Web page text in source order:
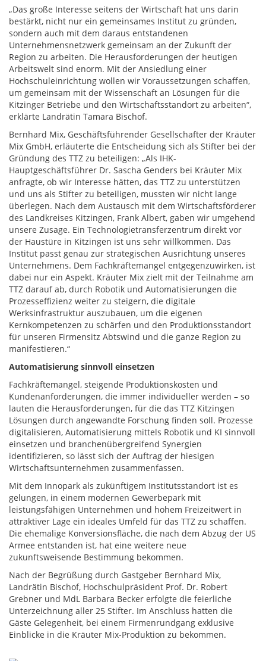
„Das große Interesse seitens der Wirtschaft hat uns darin
bestärkt, nicht nur ein gemeinsames Institut zu gründen,
sondern auch mit dem daraus entstandenen
Unternehmensnetzwerk gemeinsam an der Zukunft der
Region zu arbeiten. Die Herausforderungen der heutigen
Arbeitswelt sind enorm. Mit der Ansiedlung einer
Hochschuleinrichtung wollen wir Voraussetzungen schaffen,
um gemeinsam mit der Wissenschaft an Lösungen für die
Kitzinger Betriebe und den Wirtschaftsstandort zu arbeiten“,
erklärte Landrätin Tamara Bischof.
Bernhard Mix, Geschäftsführender Gesellschafter der Kräuter
Mix GmbH, erläuterte die Entscheidung sich als Stifter bei der
Gründung des TTZ zu beteiligen: „Als IHK-
Hauptgeschäftsführer Dr. Sascha Genders bei Kräuter Mix
anfragte, ob wir Interesse hätten, das TTZ zu unterstützen
und uns als Stifter zu beteiligen, mussten wir nicht lange
überlegen. Nach dem Austausch mit dem Wirtschaftsförderer
des Landkreises Kitzingen, Frank Albert, gaben wir umgehend
unsere Zusage. Ein Technologietransferzentrum direkt vor
der Haustüre in Kitzingen ist uns sehr willkommen. Das
Institut passt genau zur strategischen Ausrichtung unseres
Unternehmens. Dem Fachkräftemangel entgegenzuwirken, ist
dabei nur ein Aspekt. Kräuter Mix zielt mit der Teilnahme am
TTZ darauf ab, durch Robotik und Automatisierungen die
Prozesseffizienz weiter zu steigern, die digitale
Werksinfrastruktur auszubauen, um die eigenen
Kernkompetenzen zu schärfen und den Produktionsstandort
für unseren Firmensitz Abtswind und die ganze Region zu
manifestieren.“
Automatisierung sinnvoll einsetzen
Fachkräftemangel, steigende Produktionskosten und
Kundenanforderungen, die immer individueller werden – so
lauten die Herausforderungen, für die das TTZ Kitzingen
Lösungen durch angewandte Forschung finden soll. Prozesse
digitalisieren, Automatisierung mittels Robotik und KI sinnvoll
einsetzen und branchenübergreifend Synergien
identifizieren, so lässt sich der Auftrag der hiesigen
Wirtschaftsunternehmen zusammenfassen.
Mit dem Innopark als zukünftigem Institutsstandort ist es
gelungen, in einem modernen Gewerbepark mit
leistungsfähigen Unternehmen und hohem Freizeitwert in
attraktiver Lage ein ideales Umfeld für das TTZ zu schaffen.
Die ehemalige Konversionsfläche, die nach dem Abzug der US
Armee entstanden ist, hat eine weitere neue
zukunftsweisende Bestimmung bekommen.
Nach der Begrüßung durch Gastgeber Bernhard Mix,
Landrätin Bischof, Hochschulpräsident Prof. Dr. Robert
Grebner und MdL Barbara Becker erfolgte die feierliche
Unterzeichnung aller 25 Stifter. Im Anschluss hatten die
Gäste Gelegenheit, bei einem Firmenrundgang exklusive
Einblicke in die Kräuter Mix-Produktion zu bekommen.